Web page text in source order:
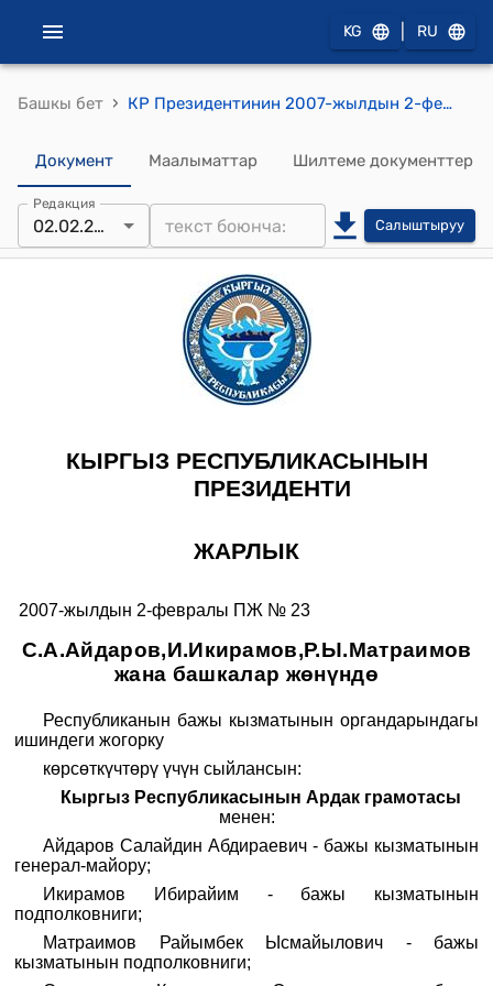
KG RU
Башкы бет › КР Президентинин 2007-жылдын 2-февралы ПЖ № 23 "С.А.Айдаров,И.Икирамов,Р.Ы.Матраимов жана башкалар жөнүндө" Жарлыгы
Документ Маалыматтар Шилтеме документтер
Редакция
02.02.2007 Салыштыруу